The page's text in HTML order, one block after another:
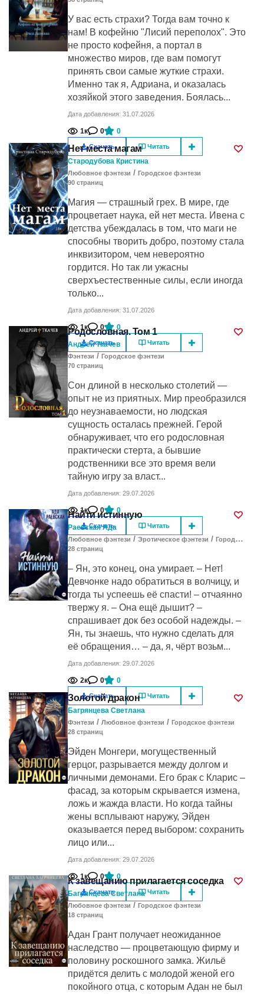
У вас есть страхи? Тогда вам точно к
нам! В кофейню "Лисий переполох". Это
не просто кофейня, а портал в
множество миров, где вам помогут
принять свои самые жуткие страхи.
Именно так я, Адриана, и оказалась
хозяйкой этого заведения. Боялась...
Дата добавления: 31.07.2026
1к 0 0
Скачать Читать
Нет места магам
Стародубова Кристина
Любовное фэнтези / Городское фэнтези
90 cтраниц
Магия — страшный грех. В мире, где
процветает наука, ей нет места. Ивена с
детства убеждалась в том, что маги не
способны творить добро, поэтому стала
инквизитором, чем невероятно
гордится. Но так ли ужасны
сверхъестественные силы, если иногда
только...
Дата добавления: 31.07.2026
1к 0 0
Скачать Читать
Родословная. Том 1
Андрей Ткачев
Фэнтези / Городское фэнтези
70 cтраниц
Сон длиной в несколько столетий —
опыт не из приятных. Мир преобразился
до неузнаваемости, но людская
сущность осталась прежней. Герой
обнаруживает, что его родословная
практически стерта, а бывшие
родственники все это время вели
тайную игру за власт...
Дата добавления: 29.07.2026
1к 0 0
Скачать Читать
Найти истинную
Раевская Ада
Любовное фэнтези / Эротическое фэнтези / Городское фэнтези
28 cтраниц
– Ян, это конец, она умирает. – Нет!
Девчонке надо обратиться в волчицу, и
тогда ты успеешь её спасти! – отчаянно
твержу я. – Она ещё дышит? –
спрашивает док без особой надежды. –
Ян, ты знаешь, что нужно сделать для
её обращения… – да, я, чёрт возьм...
Дата добавления: 29.07.2026
2к 0 0
Скачать Читать
Золотой дракон
Багрянцева Светлана
Фэнтези / Любовное фэнтези / Городское фэнтези
28 cтраниц
Эйден Монгери, могущественный
герцог, разрывается между долгом и
личными демонами. Его брак с Кларис –
фасад, за которым скрывается измена,
ложь и жажда власти. Но когда тайны
жены всплывают наружу, Эйден
оказывается перед выбором: сохранить
лицо или...
Дата добавления: 29.07.2026
1к 0 0
Скачать Читать
К завещанию прилагается соседка
Багрянцева Светлана
Любовное фэнтези / Городское фэнтези
18 cтраниц
Адан Грант получает неожиданное
наследство — процветающую фирму и
половину роскошного замка. Жильё
придётся делить с молодой женой его
покойного отца, с которым Адан не был